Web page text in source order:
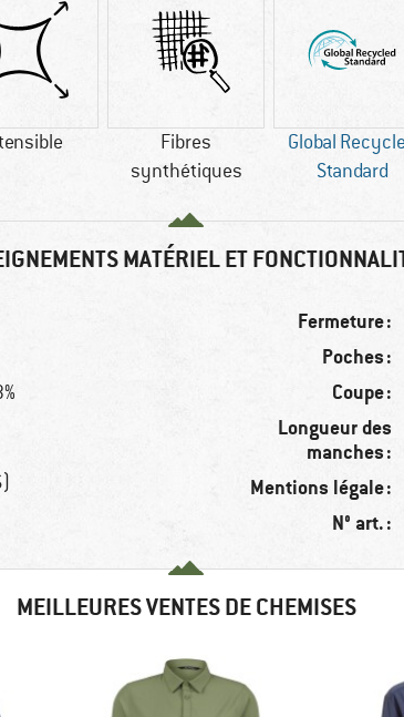
Fibres
synthétiques
Global
Standard
MATÉRIEL ET
Fermeture :
Poches :
Coupe :
Longueur des
manches :
Mentions légale :
N° art. :
MEILLEURES VENTES DE CHEMISES